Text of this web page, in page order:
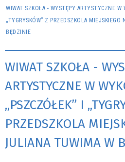
WIWAT SZKOŁA - WYSTĘPY ARTYSTYCZNE W
„TYGRYSKÓW” Z PRZEDSZKOLA
BĘDZINIE
WIWAT SZKOŁA -
ARTYSTYCZNE W
„PSZCZÓŁEK” I
PRZEDSZKOLA
JULIANA TUWIMA W